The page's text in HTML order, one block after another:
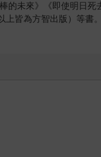
的未來》《即使明日死
皆為方智出版）等書